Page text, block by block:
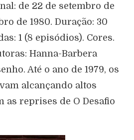
de 22 de setembro de
de 1980. Duração: 30
1 (8 episódios). Cores.
Hanna-Barbera
Até o ano de 1979, os
alcançando altos
as reprises de O Desafio